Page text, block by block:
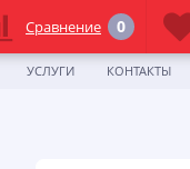
УСЛУГИ КОНТАКТЫ
Сравнение 0